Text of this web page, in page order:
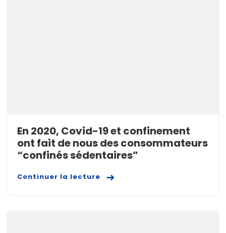
En 2020, Covid-19 et confinement
ont fait de nous des consommateurs
“confinés sédentaires”
Continuer la lecture